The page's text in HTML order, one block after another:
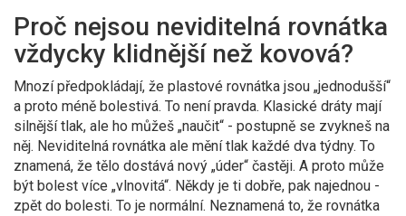
Proč nejsou neviditelná rovnátka
vždycky klidnější než kovová?
Mnozí předpokládají, že plastové rovnátka jsou „jednodušší“
a proto méně bolestivá. To není pravda. Klasické dráty mají
silnější tlak, ale ho můžeš „naučit“ - postupně se zvykneš na
něj. Neviditelná rovnátka ale mění tlak každé dva týdny. To
znamená, že tělo dostává nový „úder“ častěji. A proto může
být bolest více „vlnovitá“. Někdy je ti dobře, pak najednou -
zpět do bolesti. To je normální. Neznamená to, že rovnátka